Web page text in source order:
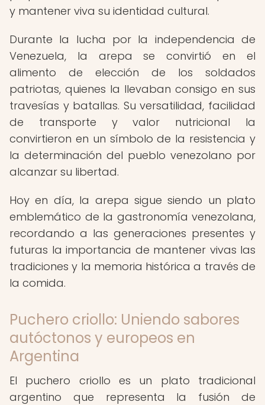
y mantener viva su identidad cultural.
Durante la lucha por la independencia de
Venezuela, la arepa se convirtió en el
alimento de elección de los soldados
patriotas, quienes la llevaban consigo en sus
travesías y batallas. Su versatilidad, facilidad
de transporte y valor nutricional la
convirtieron en un símbolo de la resistencia y
la determinación del pueblo venezolano por
alcanzar su libertad.
Hoy en día, la arepa sigue siendo un plato
emblemático de la gastronomía venezolana,
recordando a las generaciones presentes y
futuras la importancia de mantener vivas las
tradiciones y la memoria histórica a través de
la comida.
Puchero criollo: Uniendo sabores
autóctonos y europeos en
Argentina
El puchero criollo es un plato tradicional
argentino que representa la fusión de